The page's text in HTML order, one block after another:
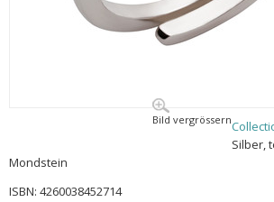
Bild vergrössern
Silber,
Mondstein
ISBN: 4260038452714